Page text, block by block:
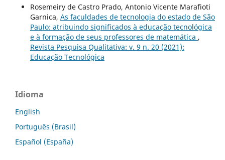
Rosemeiry de Castro Prado, Antonio Vicente Marafioti
Garnica, As faculdades de tecnologia do estado de São
Paulo: atribuindo significados à educação tecnológica
e à formação de seus professores de matemática ,
Revista Pesquisa Qualitativa: v. 9 n. 20 (2021):
Educação Tecnológica
Idioma
English
Português (Brasil)
Español (España)